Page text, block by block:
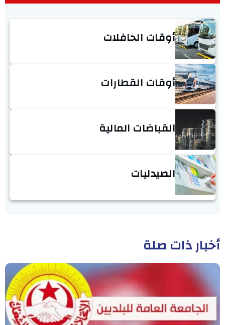
أوقات الحافلات
أوقات القطارات
القباضات المالية
الصيدليات
أخبار ذات صلة